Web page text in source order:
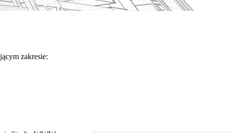
zakresie: